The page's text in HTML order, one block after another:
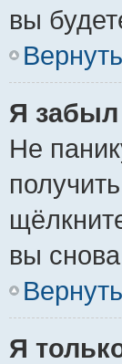
вы
Я
Не
вы
Я